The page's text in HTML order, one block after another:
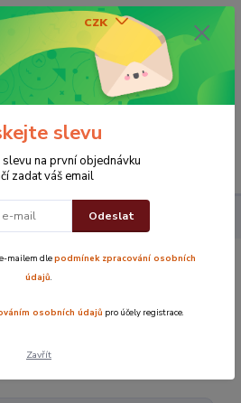
CZK
0 Kč
slevu
na první objednávku
zadat váš email
Odeslat
mailem dlepodmínek zpracování osobních
údajů.
osobních údajů pro účely registrace.
Zavřít